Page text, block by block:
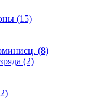
(15)
(8)
(2)